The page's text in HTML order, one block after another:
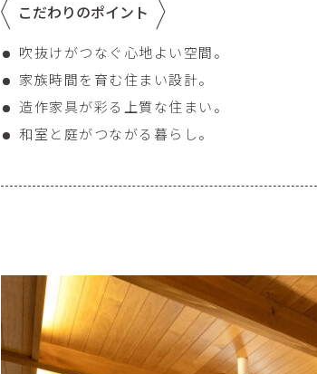
こだわりのポイント
吹抜けがつなぐ心地よい空間。
家族時間を育む住まい設計。
造作家具が彩る上質な住まい。
和室と庭がつながる暮らし。